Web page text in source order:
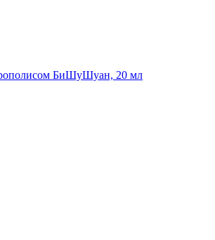
БиШуШуан, 20 мл